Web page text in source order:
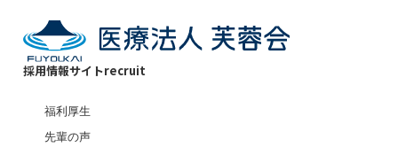
採用情報サイトrecruit
福利厚生
先輩の声